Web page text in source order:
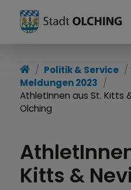
Politik & Service
Meldungen 2023
AthletInnen aus St. Kitts
Olching
Kitts &